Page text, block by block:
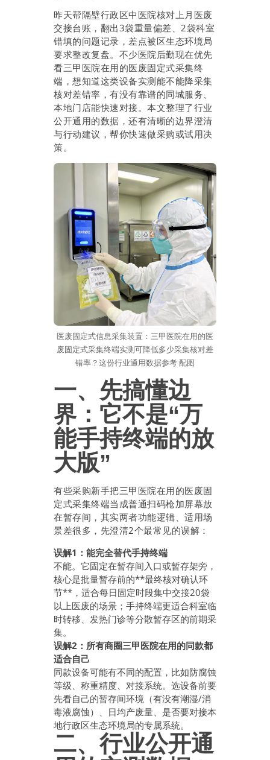
昨天帮隔壁行政区中医院核对上月医废
交接台账，翻出3袋重量偏差、2袋科室
错填的问题记录，差点被区生态环境局
要求整改复盘。不少医院后勤现在优先
看三甲医院在用的医废固定式采集终
端，想知道这类设备实测能不能降采集
核对差错率，有没有靠谱的同城服务、
本地门店能快速对接。本文整理了行业
公开通用的数据，还有清晰的边界澄清
与行动建议，帮你快速做采购或试用决
策。
医废固定式信息采集装置：三甲医院在用的医
废固定式采集终端实测可降低多少采集核对差
错率？这份行业通用数据参考 配图
一、先搞懂边
界：它不是“万
能手持终端的放
大版”
有些采购新手把三甲医院在用的医废固
定式采集终端当成普通扫码枪加屏幕放
在暂存间，其实两者功能逻辑、适用场
景差很多，先澄清2个最常见的误解：
误解1：能完全替代手持终端
不能。它固定在暂存间入口或暂存架旁，
核心是批量暂存前的**最终核对确认环
节**，适合每日固定时段集中交接20袋
以上医废的场景；手持终端更适合科室临
时转移、发热门诊等分散暂存区的前期采
集。
误解2：所有商圈三甲医院在用的同款都
适合自己
同款设备可能有不同的配置，比如防腐蚀
等级、称重精度、对接系统。选设备前要
先看自己的暂存间环境（有没有潮湿/消
毒液腐蚀）、日均产废量、是否要对接本
地行政区生态环境局的专属系统。
二、行业公开通